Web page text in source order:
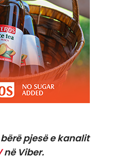
pjesë e kanalit
në Viber.